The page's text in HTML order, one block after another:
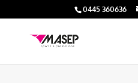
0445 360636